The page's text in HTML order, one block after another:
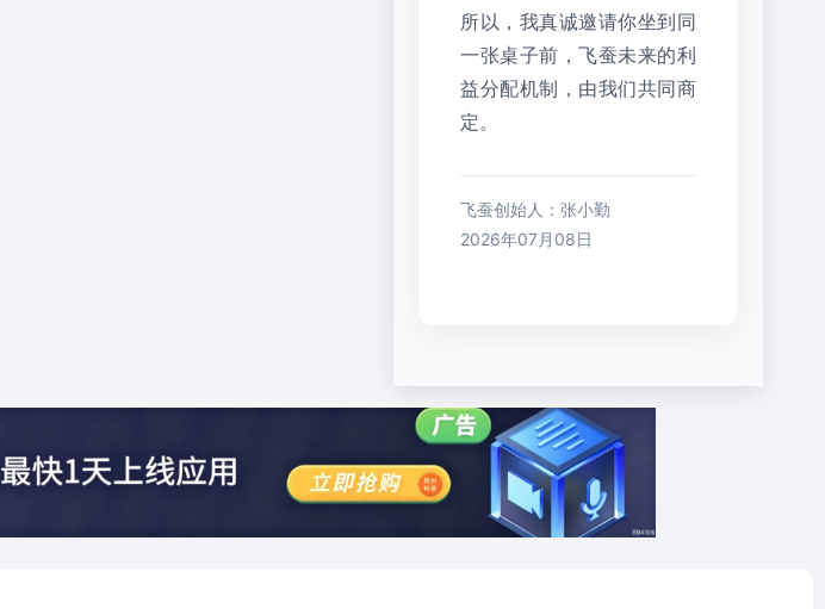
所以，我真诚邀请你坐到同
一张桌子前，飞蚕未来的利
益分配机制，由我们共同商
定。
飞蚕创始人：张小勤
2026年07月08日